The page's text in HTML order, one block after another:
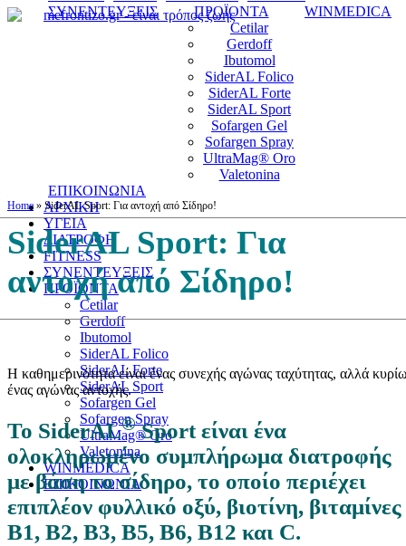
ΣΥΝΕΝΤΕΥΞΕΙΣ
ΠΡΟΪΟΝΤΑ
Cetilar
Gerdoff
Ibutomol
SiderAL Folico
SiderAL Forte
SiderAL Sport
Sofargen Gel
Sofargen Spray
UltraMag® Oro
Valetonina
WINMEDICA
ΕΠΙΚΟΙΝΩΝΙΑ
ΑΡΧΙΚΗ
ΥΓΕΙΑ
ΔΙΑΤΡΟΦΗ
FITNESS
ΣΥΝΕΝΤΕΥΞΕΙΣ
ΠΡΟΪΟΝΤΑ
Cetilar
Gerdoff
Ibutomol
SiderAL Folico
SiderAL Forte
SiderAL Sport
Sofargen Gel
Sofargen Spray
UltraMag® Oro
Valetonina
WINMEDICA
ΕΠΙΚΟΙΝΩΝΙΑ
Home » SiderAL Sport: Για αντοχή από Σίδηρο!
SiderAL Sport: Για
αντοχή από Σίδηρο!
Η καθημερινότητα είναι ένας συνεχής αγώνας ταχύτητας, αλλά
ένας αγώνας αντοχής.
Το SiderAL®Sport είναι ένα
ολοκληρωμένο συμπλήρωμα διατροφής
με βάση το σίδηρο, το οποίο περιέχει
επιπλέον φυλλικό οξύ, βιοτίνη, βιταμίνες
Β1, Β2, Β3, Β5, Β6, Β12 και C.